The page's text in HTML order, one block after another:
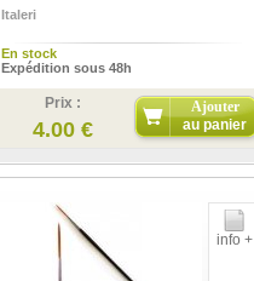
Italeri
En stock
Expédition sous 48h
Prix :
4.00 €
Ajouter
au panier
info +